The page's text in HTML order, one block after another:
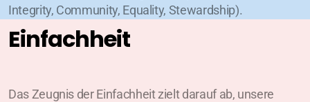
Integrity, Community, Equality, Stewardship).
Einfachheit
Das Zeugnis der Einfachheit zielt darauf ab, unsere